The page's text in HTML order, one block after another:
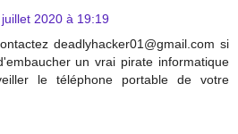
juillet 2020 à 19:19
deadlyhacker01@gmail.com si
un vrai pirate informatique
le téléphone portable de votre